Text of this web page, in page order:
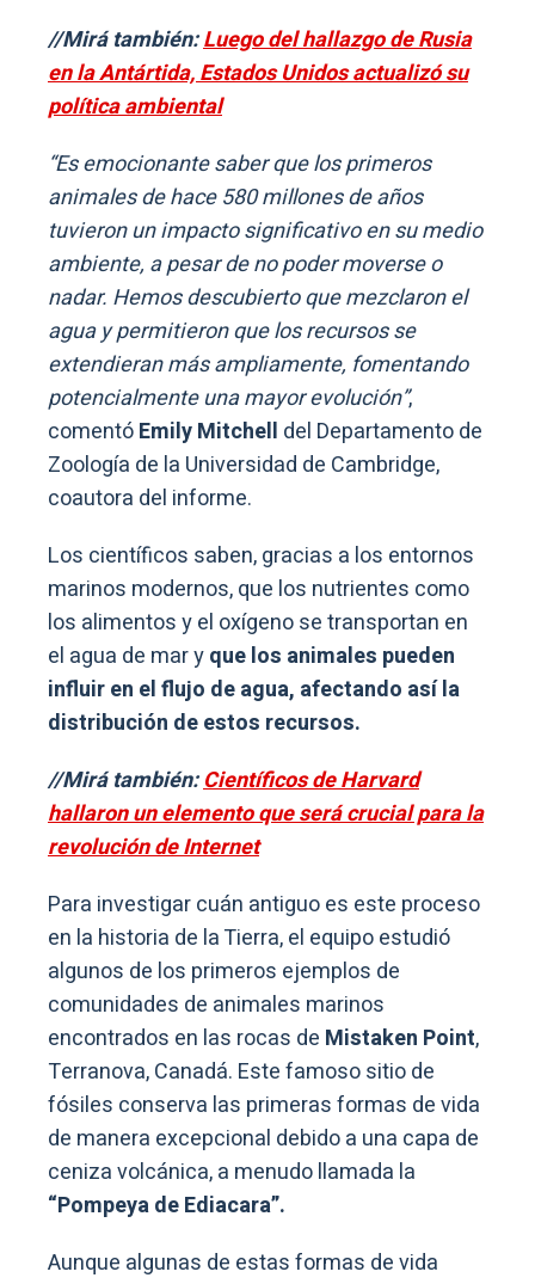
//Mirá también:Luego del hallazgo de Rusia
en la Antártida, Estados Unidos actualizó su
política ambiental
“Es emocionante saber que los primeros
animales de hace 580 millones de años
tuvieron un impacto significativo en su medio
ambiente, a pesar de no poder moverse o
nadar. Hemos descubierto que mezclaron el
agua y permitieron que los recursos se
extendieran más ampliamente, fomentando
potencialmente una mayor evolución”,
comentóEmily Mitchell del Departamento de
Zoología de la Universidad de Cambridge,
coautora del informe.
Los científicos saben, gracias a los entornos
marinos modernos, que los nutrientes como
los alimentos y el oxígeno se transportan en
el agua de mar yque los animales pueden
influir en el flujo de agua, afectando así la
distribución de estos recursos.
//Mirá también:Científicos de Harvard
hallaron un elemento que será crucial para la
revolución de Internet
Para investigar cuán antiguo es este proceso
en la historia de la Tierra, el equipo estudió
algunos de los primeros ejemplos de
comunidades de animales marinos
encontrados en las rocas de Mistaken Point,
Terranova, Canadá. Este famoso sitio de
fósiles conserva las primeras formas de vida
de manera excepcional debido a una capa de
ceniza volcánica, a menudo llamada la
“Pompeya de Ediacara”.
Aunque algunas de estas formas de vida